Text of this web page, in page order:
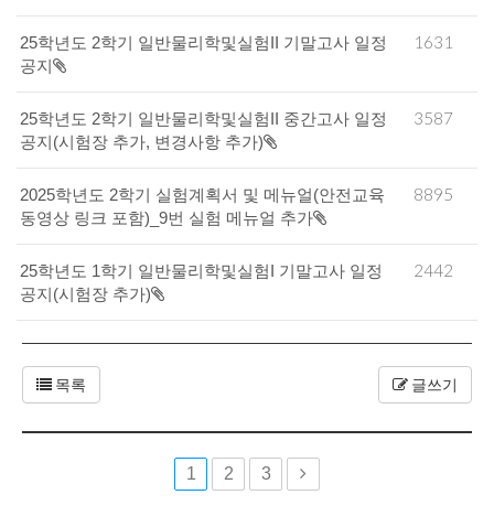
25학년도 2학기 일반물리학및실험II 기말고사 일정
공지
1631
25학년도 2학기 일반물리학및실험II 중간고사 일정
공지(시험장 추가, 변경사항 추가)
3587
2025학년도 2학기 실험계획서 및 메뉴얼(안전교육
동영상 링크 포함)_9번 실험 메뉴얼 추가
8895
25학년도 1학기 일반물리학및실험I 기말고사 일정
공지(시험장 추가)
2442
목록 글쓰기
1 2 3